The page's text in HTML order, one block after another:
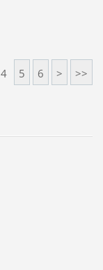
4 5 6 > >>